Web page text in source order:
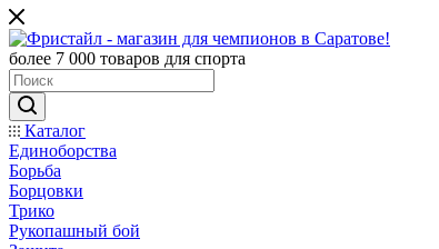
более 7 000 товаров для спорта
Каталог
Единоборства
Борьба
Борцовки
Трико
Рукопашный бой